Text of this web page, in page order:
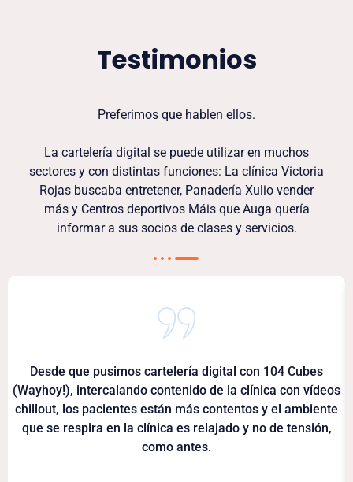
Testimonios
Preferimos que hablen ellos.
La cartelería digital se puede utilizar en muchos
sectores y con distintas funciones: La clínica Victoria
Rojas buscaba entretener, Panadería Xulio vender
más y Centros deportivos Máis que Auga quería
informar a sus socios de clases y servicios.
Desde que pusimos cartelería digital con 104 Cubes
(Wayhoy!), intercalando contenido de la clínica con vídeos
chillout, los pacientes están más contentos y el ambiente
que se respira en la clínica es relajado y no de tensión,
como antes.